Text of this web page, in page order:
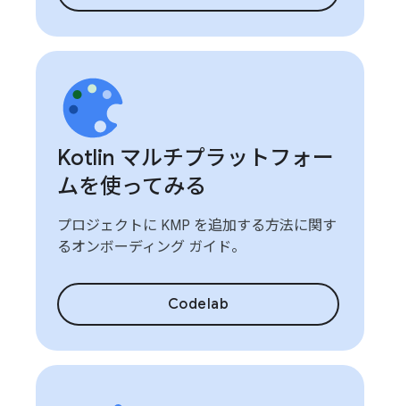
Kotlin マルチプラットフォー
ムを使ってみる
プロジェクトに KMP を追加する方法に関す
るオンボーディング ガイド。
Codelab